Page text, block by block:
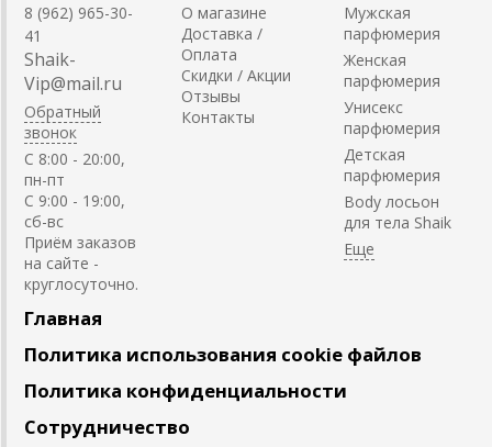
8 (962) 965-30-
41
Shaik-
Vip@mail.ru
Обратный
звонок
C 8:00 - 20:00,
пн-пт
С 9:00 - 19:00,
сб-вс
Приём заказов
на сайте -
круглосуточно.
О магазине
Доставка /
Оплата
Скидки / Акции
Отзывы
Контакты
Мужская
парфюмерия
Женская
парфюмерия
Унисекс
парфюмерия
Детская
парфюмерия
Body лосьон
для тела Shaik
Главная
Политика использования cookie файлов
Политика конфиденциальности
Сотрудничество